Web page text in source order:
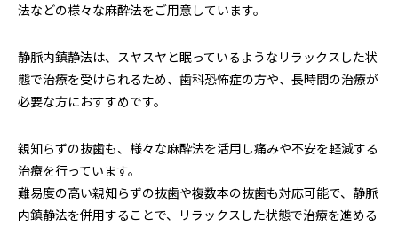
法などの様々な麻酔法をご用意しています。
静脈内鎮静法は、スヤスヤと眠っているようなリラックスした状
態で治療を受けられるため、歯科恐怖症の方や、長時間の治療が
必要な方におすすめです。
親知らずの抜歯も、様々な麻酔法を活用し痛みや不安を軽減する
治療を行っています。
難易度の高い親知らずの抜歯や複数本の抜歯も対応可能で、静脈
内鎮静法を併用することで、リラックスした状態で治療を進める